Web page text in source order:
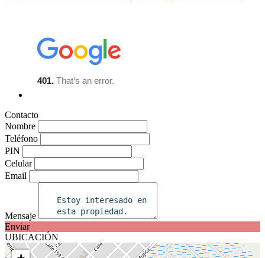
Contacto
Nombre
Teléfono
PIN
Celular
Email
Mensaje
Enviar
UBICACIÓN